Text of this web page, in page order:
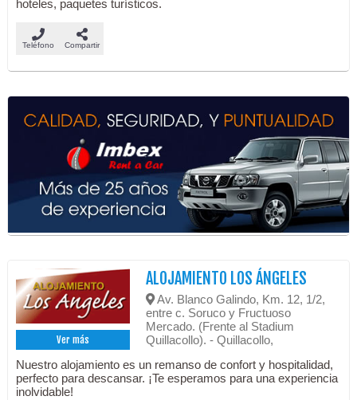
hoteles, paquetes turísticos.
Teléfono Compartir
Ver más
ALOJAMIENTO LOS ÁNGELES
Av. Blanco Galindo, Km. 12, 1/2,
entre c. Soruco y Fructuoso
Mercado. (Frente al Stadium
Quillacollo). - Quillacollo,
Nuestro alojamiento es un remanso de confort y hospitalidad,
perfecto para descansar. ¡Te esperamos para una experiencia
inolvidable!